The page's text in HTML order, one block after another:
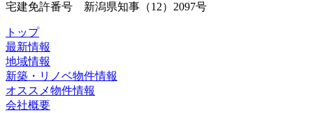
宅建免許番号 新潟県知事（12）2097号
トップ
最新情報
地域情報
新築・リノベ物件情報
オススメ物件情報
会社概要